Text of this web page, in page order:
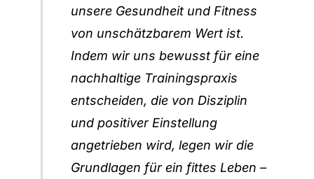
unsere Gesundheit und Fitness
von unschätzbarem Wert ist.
Indem wir uns bewusst für eine
nachhaltige Trainingspraxis
entscheiden, die von Disziplin
und positiver Einstellung
angetrieben wird, legen wir die
Grundlagen für ein fittes Leben –